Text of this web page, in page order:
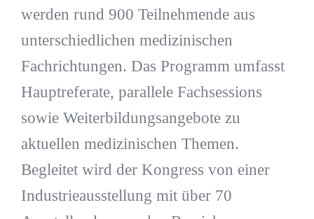
werden rund 900 Teilnehmende aus
unterschiedlichen medizinischen
Fachrichtungen. Das Programm umfasst
Hauptreferate, parallele Fachsessions
sowie Weiterbildungsangebote zu
aktuellen medizinischen Themen.
Begleitet wird der Kongress von einer
Industrieausstellung mit über 70